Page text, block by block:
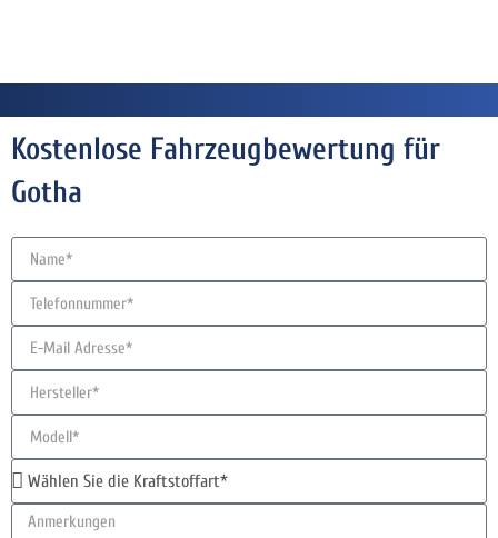
Kostenlose Fahrzeugbewertung für
Gotha